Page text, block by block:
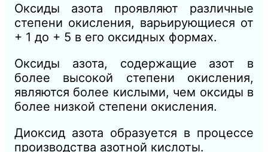
Оксиды азота проявляют различные
степени окисления, варьирующиеся от
+ 1 до + 5 в его оксидных формах.
Оксиды азота, содержащие азот в
более высокой степени окисления,
являются более кислыми, чем оксиды в
более низкой степени окисления.
Диоксид азота образуется в процессе
производства азотной кислоты.